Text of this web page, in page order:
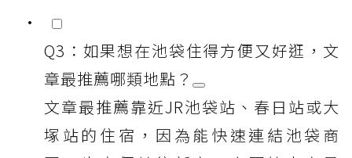
Q3：如果想在池袋住得方便又好逛，文
章最推薦哪類地點？
文章最推薦靠近JR池袋站、春日站或大
塚站的住宿，因為能快速連結池袋商